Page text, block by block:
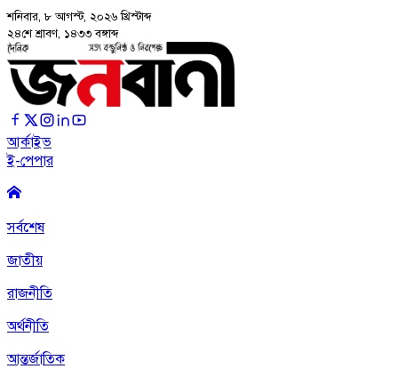
শনিবার, ৮ আগস্ট, ২০২৬ খ্রিস্টাব্দ
২৪শে শ্রাবণ, ১৪৩৩ বঙ্গাব্দ
আর্কাইভ
ই-পেপার
সর্বশেষ
জাতীয়
রাজনীতি
অর্থনীতি
আন্তর্জাতিক